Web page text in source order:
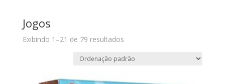
Jogos
Exibindo 1–21 de 79 resultados